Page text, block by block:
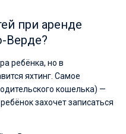
при аренде
Верде?
ребёнка, но в
яхтинг. Самое
кошелька) —
захочет записаться